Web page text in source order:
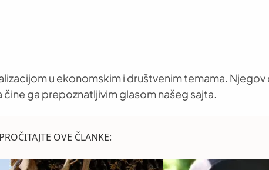
u ekonomskim i društvenim temama.
ga prepoznatljivim glasom našeg sajta.
OVE ČLANKE: